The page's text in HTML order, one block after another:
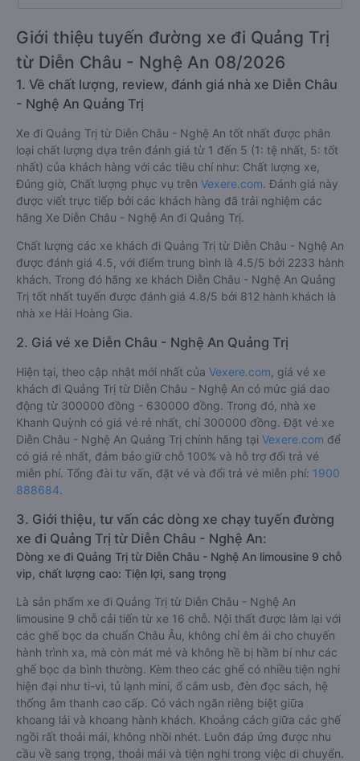
Giới thiệu tuyến đường xe đi Quảng Trị
từ Diễn Châu - Nghệ An 08/2026
1. Về chất lượng, review, đánh giá nhà xe Diễn Châu
- Nghệ An Quảng Trị
Xe đi Quảng Trị từ Diễn Châu - Nghệ An tốt nhất được phân
loại chất lượng dựa trên đánh giá từ 1 đến 5 (1: tệ nhất, 5: tốt
nhất) của khách hàng với các tiêu chí như: Chất lượng xe,
Đúng giờ, Chất lượng phục vụ trên Vexere.com. Đánh giá này
được viết trực tiếp bởi các khách hàng đã trải nghiệm các
hãng Xe Diễn Châu - Nghệ An đi Quảng Trị.
Chất lượng các xe khách đi Quảng Trị từ Diễn Châu - Nghệ An
được đánh giá 4.5, với điểm trung bình là 4.5/5 bởi 2233 hành
khách. Trong đó hãng xe khách Diễn Châu - Nghệ An Quảng
Trị tốt nhất tuyến được đánh giá 4.8/5 bởi 812 hành khách là
nhà xe Hải Hoàng Gia.
2. Giá vé xe Diễn Châu - Nghệ An Quảng Trị
Hiện tại, theo cập nhật mới nhất của Vexere.com , giá vé xe
khách đi Quảng Trị từ Diễn Châu - Nghệ An có mức giá dao
động từ 300000 đồng - 630000 đồng. Trong đó, nhà xe
Khanh Quỳnh có giá vé rẻ nhất, chỉ 300000 đồng. Đặt vé xe
Diễn Châu - Nghệ An Quảng Trị chính hãng tại Vexere.com để
có giá rẻ nhất, đảm bảo giữ chỗ 100% và hỗ trợ đổi trả vé
miễn phí. Tổng đài tư vấn, đặt vé và đổi trả vé miễn phí: 1900
888684.
3. Giới thiệu, tư vấn các dòng xe chạy tuyến đường
xe đi Quảng Trị từ Diễn Châu - Nghệ An:
Dòng xe đi Quảng Trị từ Diễn Châu - Nghệ An limousine 9 chỗ
vip, chất lượng cao: Tiện lợi, sang trọng
Là sản phẩm xe đi Quảng Trị từ Diễn Châu - Nghệ An
limousine 9 chỗ cải tiến từ xe 16 chỗ. Nội thất được làm lại với
các ghế bọc da chuẩn Châu Âu, không chỉ êm ái cho chuyến
hành trình xa, mà còn mát mẻ và không hề bị hầm bí như các
ghế bọc da bình thường. Kèm theo các ghế có nhiều tiện nghi
hiện đại như ti-vi, tủ lạnh mini, ổ cắm usb, đèn đọc sách, hệ
thống âm thanh cao cấp. Có vách ngăn riêng biệt giữa
khoang lái và khoang hành khách. Khoảng cách giữa các ghế
ngồi rất thoải mái, không nhồi nhét. Luôn đáp ứng được nhu
cầu về sang trọng, thoải mái và tiện nghi trong việc di chuyển.